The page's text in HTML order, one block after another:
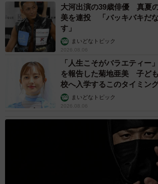
大河出演の39歳俳優 真夏
美を連投 「バッキバキだ
す」
まいどなトピック
2026.08.06
「人生こそがバラエティー
を報告した菊地亜美 子ど
校へ入学するこのタイミング
まいどなトピック
2026.08.06